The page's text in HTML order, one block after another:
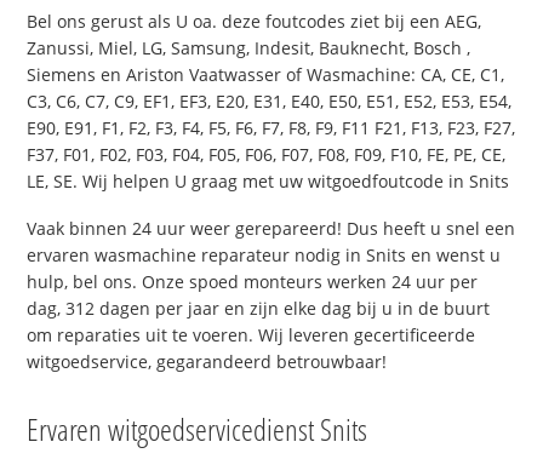
Bel ons gerust als U oa. deze foutcodes ziet bij een AEG,
Zanussi, Miel, LG, Samsung, Indesit, Bauknecht, Bosch ,
Siemens en Ariston Vaatwasser of Wasmachine: CA, CE, C1,
C3, C6, C7, C9, EF1, EF3, E20, E31, E40, E50, E51, E52, E53, E54,
E90, E91, F1, F2, F3, F4, F5, F6, F7, F8, F9, F11 F21, F13, F23, F27,
F37, F01, F02, F03, F04, F05, F06, F07, F08, F09, F10, FE, PE, CE,
LE, SE. Wij helpen U graag met uw witgoedfoutcode in Snits
Vaak binnen 24 uur weer gerepareerd! Dus heeft u snel een
ervaren wasmachine reparateur nodig in Snits en wenst u
hulp, bel ons. Onze spoed monteurs werken 24 uur per
dag, 312 dagen per jaar en zijn elke dag bij u in de buurt
om reparaties uit te voeren. Wij leveren gecertificeerde
witgoedservice, gegarandeerd betrouwbaar!
Ervaren witgoedservicedienst Snits